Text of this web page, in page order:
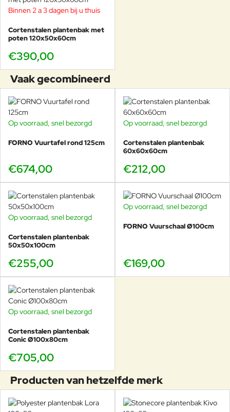
Binnen 2 a 3 dagen bij u thuis
Cortenstalen plantenbak met
poten 120x50x60cm
€390,00
Vaak gecombineerd
Op voorraad, snel bezorgd
FORNO Vuurtafel rond 125cm
€674,00
Op voorraad, snel bezorgd
Cortenstalen plantenbak
60x60x60cm
€212,00
Op voorraad, snel bezorgd
Cortenstalen plantenbak
50x50x100cm
€255,00
Op voorraad, snel bezorgd
FORNO Vuurschaal Ø100cm
€169,00
Op voorraad, snel bezorgd
Cortenstalen plantenbak
Conic Ø100x80cm
€705,00
Producten van hetzelfde merk